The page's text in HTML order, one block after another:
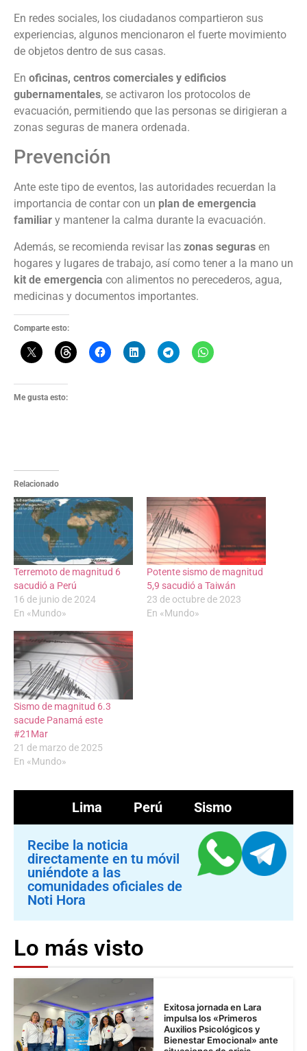
En redes sociales, los ciudadanos compartieron sus
experiencias, algunos mencionaron el fuerte movimiento
de objetos dentro de sus casas.
En oficinas, centros comerciales y edificios
gubernamentales, se activaron los protocolos de
evacuación, permitiendo que las personas se dirigieran a
zonas seguras de manera ordenada.
Prevención
Ante este tipo de eventos, las autoridades recuerdan la
importancia de contar con un plan de emergencia
familiar y mantener la calma durante la evacuación.
Además, se recomienda revisar las zonas seguras en
hogares y lugares de trabajo, así como tener a la mano un
kit de emergencia con alimentos no perecederos, agua,
medicinas y documentos importantes.
Comparte esto:
Me gusta esto:
Relacionado
Terremoto de magnitud 6
sacudió a Perú
16 de junio de 2024
En «Mundo»
Potente sismo de magnitud
5,9 sacudió a Taiwán
23 de octubre de 2023
En «Mundo»
Sismo de magnitud 6.3
sacude Panamá este
#21Mar
21 de marzo de 2025
En «Mundo»
Lima Perú Sismo
Recibe la noticia
directamente en tu móvil
uniéndote a las
comunidades oficiales de
Noti Hora
Lo más visto
Exitosa jornada en Lara
impulsa los «Primeros
Auxilios Psicológicos y
Bienestar Emocional» ante